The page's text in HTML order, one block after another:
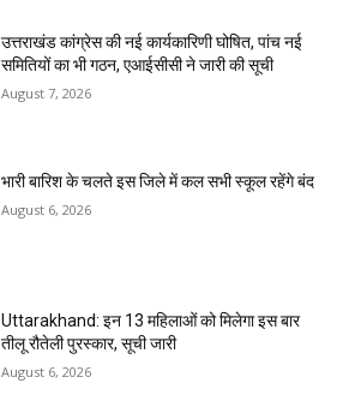
उत्तराखंड कांग्रेस की नई कार्यकारिणी घोषित, पांच नई
समितियों का भी गठन, एआईसीसी ने जारी की सूची
August 7, 2026
भारी बारिश के चलते इस जिले में कल सभी स्कूल रहेंगे बंद
August 6, 2026
Uttarakhand: इन 13 महिलाओं को मिलेगा इस बार
तीलू रौतेली पुरस्कार, सूची जारी
August 6, 2026